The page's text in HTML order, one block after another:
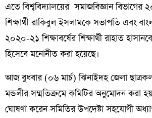
এতে বিশ্ববিদ্যালয়ের সমাজবিজ্ঞান বিভাগের
শিক্ষার্থী রাকিবুল ইসলামকে সভাপতি এবং
২০২০-২১ শিক্ষাবর্ষের শিক্ষার্থী রাহাত
হিসেবে মনোনীত করা হয়েছে।
আজ বুধবার (০৬ মার্চ) ঝিনাইদহ জেলা
মন্ডলীর সম্মতিক্রমে কমিটির অনুমোদন করা
ঘোষণা করেন সমিতির উপদেষ্টা সহযোগী